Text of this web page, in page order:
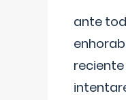
ante